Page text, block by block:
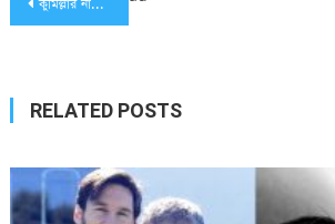
কুমিল্লার নাঙ্গলকোটে প্রবাসী ফাউন্ডেশনের প্রথম বর্ষ পুর্তিতে ব্যারিস্টার সুমন
RELATED POSTS